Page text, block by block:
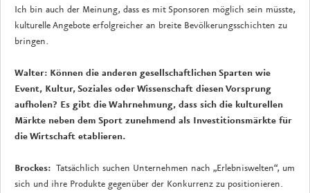
Ich bin auch der Meinung, dass es mit Sponsoren möglich sein müsste,
kulturelle Angebote erfolgreicher an breite Bevölkerungsschichten zu
bringen.
Walter: Können die anderen gesellschaftlichen Sparten wie
Event, Kultur, Soziales oder Wissenschaft diesen Vorsprung
aufholen? Es gibt die Wahrnehmung, dass sich die kulturellen
Märkte neben dem Sport zunehmend als Investitionsmärkte für
die Wirtschaft etablieren.
Brockes: Tatsächlich suchen Unternehmen nach „Erlebniswelten“, um
sich und ihre Produkte gegenüber der Konkurrenz zu positionieren.